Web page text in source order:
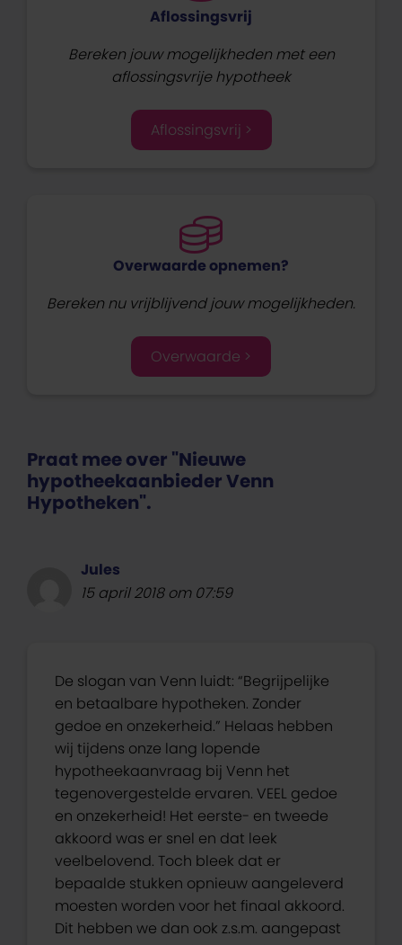
Aflossingsvrij
Bereken jouw mogelijkheden met een
aflossingsvrije hypotheek
Aflossingsvrij >
Overwaarde opnemen?
Bereken nu vrijblijvend jouw mogelijkheden.
Overwaarde >
Praat mee over "Nieuwe
hypotheekaanbieder Venn
Hypotheken".
Jules
15 april 2018 om 07:59
De slogan van Venn luidt: “Begrijpelijke
en betaalbare hypotheken. Zonder
gedoe en onzekerheid.” Helaas hebben
wij tijdens onze lang lopende
hypotheekaanvraag bij Venn het
tegenovergestelde ervaren. VEEL gedoe
en onzekerheid! Het eerste- en tweede
akkoord was er snel en dat leek
veelbelovend. Toch bleek dat er
bepaalde stukken opnieuw aangeleverd
moesten worden voor het finaal akkoord.
Dit hebben we dan ook z.s.m. aangepast